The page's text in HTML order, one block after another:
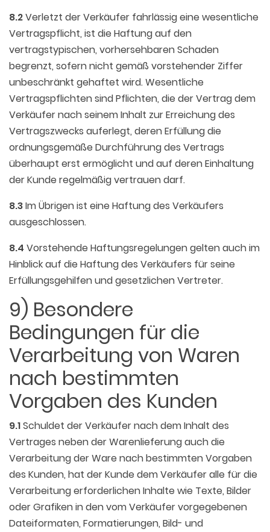
8.2Verletzt der Verkäufer fahrlässig eine wesentliche
Vertragspflicht, ist die Haftung auf den
vertragstypischen, vorhersehbaren Schaden
begrenzt, sofern nicht gemäß vorstehender Ziffer
unbeschränkt gehaftet wird. Wesentliche
Vertragspflichten sind Pflichten, die der Vertrag dem
Verkäufer nach seinem Inhalt zur Erreichung des
Vertragszwecks auferlegt, deren Erfüllung die
ordnungsgemäße Durchführung des Vertrags
überhaupt erst ermöglicht und auf deren Einhaltung
der Kunde regelmäßig vertrauen darf.
8.3Im Übrigen ist eine Haftung des Verkäufers
ausgeschlossen.
8.4 Vorstehende Haftungsregelungen gelten auch im
Hinblick auf die Haftung des Verkäufers für seine
Erfüllungsgehilfen und gesetzlichen Vertreter.
9) Besondere
Bedingungen für die
Verarbeitung von Waren
nach bestimmten
Vorgaben des Kunden
9.1Schuldet der Verkäufer nach dem Inhalt des
Vertrages neben der Warenlieferung auch die
Verarbeitung der Ware nach bestimmten Vorgaben
des Kunden, hat der Kunde dem Verkäufer alle für die
Verarbeitung erforderlichen Inhalte wie Texte, Bilder
oder Grafiken in den vom Verkäufer vorgegebenen
Dateiformaten, Formatierungen, Bild- und